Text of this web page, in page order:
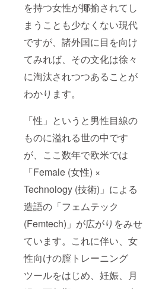
を持つ女性が揶揄されてし
まうことも少なくない現代
ですが、諸外国に目を向け
てみれば、その文化は徐々
に淘汰されつつあることが
わかります。
「性」というと男性目線の
ものに溢れる世の中です
が、ここ数年で欧米では
「Female (女性) ×
Technology (技術)」による
造語の「フェムテック
(Femtech)」が広がりをみせ
ています。これに伴い、女
性向けの膣トレーニング
ツールをはじめ、妊娠、月